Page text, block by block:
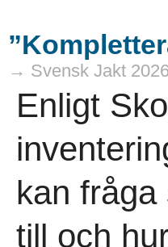
→ Svensk Jakt
Enligt
kan
till och